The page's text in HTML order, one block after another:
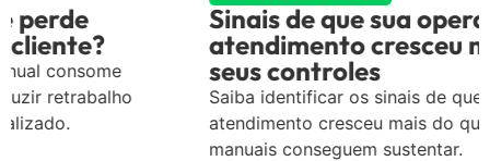
Sinais de que sua operação de
atendimento cresceu mais do que
seus controles
Saiba identificar os sinais de que sua operação de
atendimento cresceu mais do que os controles
manuais conseguem sustentar.